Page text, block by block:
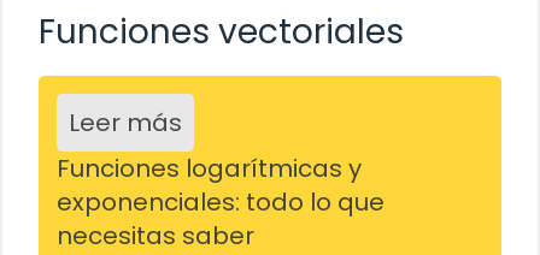
Funciones vectoriales
Leer más
Funciones logarítmicas y
exponenciales: todo lo que
necesitas saber